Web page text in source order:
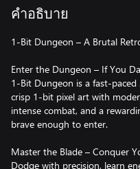
คำอธิบาย
1-Bit Dungeon – A Brutal
Enter the Dungeon – If You
1-Bit Dungeon is a fast-
crisp 1-bit pixel art with
intense combat, and a
brave enough to enter.
Master the Blade – Conquer
Dodge with precision, learn